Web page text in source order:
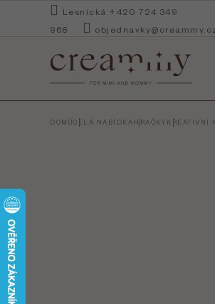
Lesnická +420 724 349
968
DOMŮCELÁ NABÍDKAHRAČKY KREATIVNÍ